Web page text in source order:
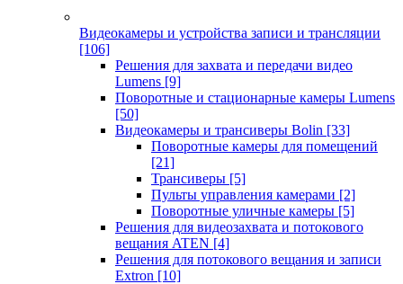
Видеокамеры и устройства записи и трансляции
[106]
Решения для захвата и передачи видео
Lumens [9]
Поворотные и стационарные камеры Lumens
[50]
Видеокамеры и трансиверы Bolin [33]
Поворотные камеры для помещений
[21]
Трансиверы [5]
Пульты управления камерами [2]
Поворотные уличные камеры [5]
Решения для видеозахвата и потокового
вещания ATEN [4]
Решения для потокового вещания и записи
Extron [10]